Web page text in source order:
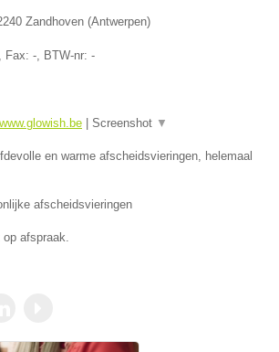
Zandhoven (Antwerpen)
, Fax: -, BTW-nr: -
Screenshot ▼
en warme afscheidsvieringen, helemaal
afscheidsvieringen
op afspraak.